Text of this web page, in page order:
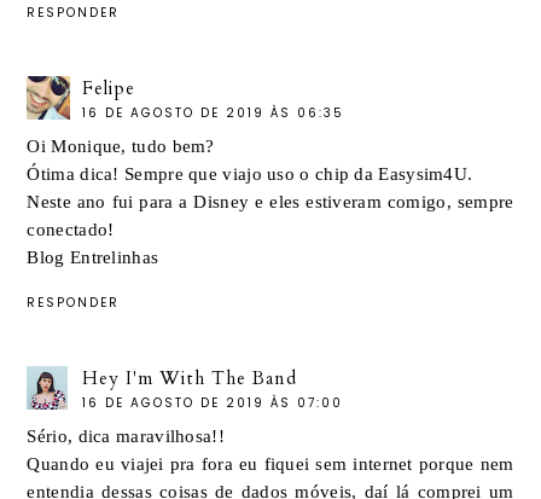
RESPONDER
Felipe
16 DE AGOSTO DE 2019 ÀS 06:35
Oi Monique, tudo bem?
Ótima dica! Sempre que viajo uso o chip da Easysim4U.
Neste ano fui para a Disney e eles estiveram comigo, sempre
conectado!
Blog Entrelinhas
RESPONDER
Hey I'm With The Band
16 DE AGOSTO DE 2019 ÀS 07:00
Sério, dica maravilhosa!!
Quando eu viajei pra fora eu fiquei sem internet porque nem
entendia dessas coisas de dados móveis, daí lá comprei um